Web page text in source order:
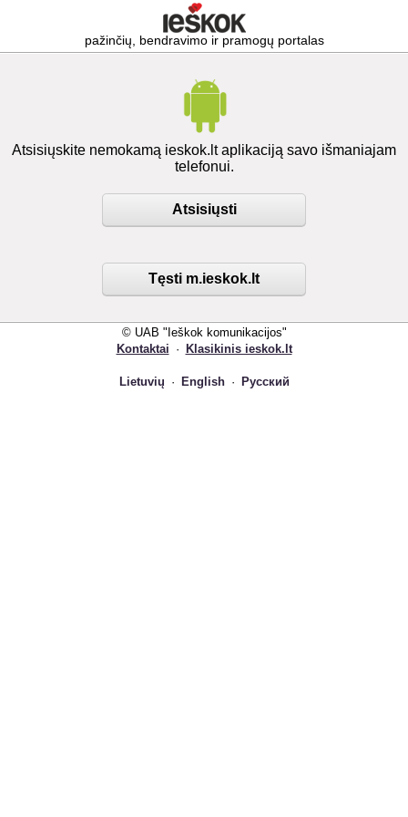
pažinčių, bendravimo ir pramogų portalas
Atsisiųskite nemokamą ieskok.lt aplikaciją savo išmaniajam
telefonui.
Atsisiųsti
Tęsti m.ieskok.lt
© UAB "Ieškok komunikacijos"
Kontaktai · Klasikinis ieskok.lt
Lietuvių · English · Русский